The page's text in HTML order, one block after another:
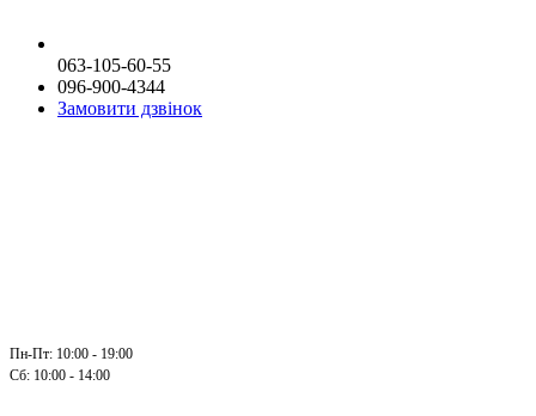
063-105-60-55
096-900-4344
Замовити дзвінок
Пн-Пт: 10:00 - 19:00
Сб: 10:00 - 14:00